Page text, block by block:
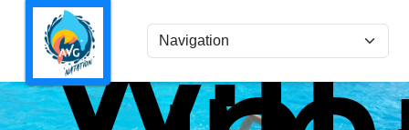
Panneau de gestion des cookies